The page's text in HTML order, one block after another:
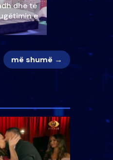
dhe të
e
më shumë →